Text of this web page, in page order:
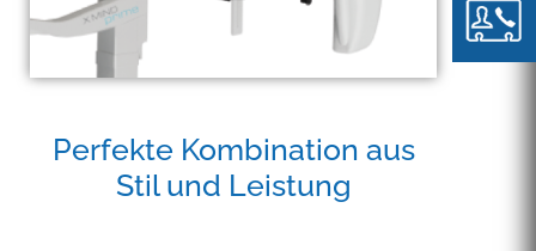
Perfekte Kombination aus
Stil und Leistung